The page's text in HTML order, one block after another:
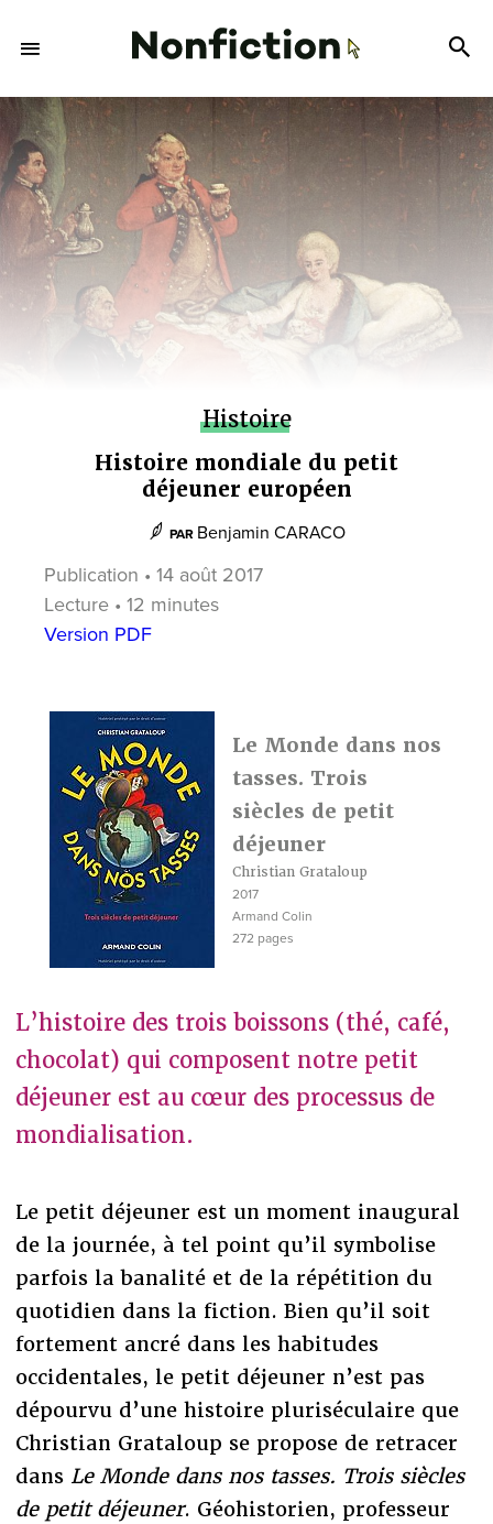
Histoire
Histoire mondiale du petit
déjeuner européen
PAR Benjamin CARACO
Publication • 14 août 2017
Lecture • 12 minutes
Version PDF
Le Monde dans nos
tasses. Trois
siècles de petit
déjeuner
Christian Grataloup
2017
Armand Colin
272 pages
L’histoire des trois boissons (thé, café,
chocolat) qui composent notre petit
déjeuner est au cœur des processus de
mondialisation.
Le petit déjeuner est un moment inaugural
de la journée, à tel point qu’il symbolise
parfois la banalité et de la répétition du
quotidien dans la fiction. Bien qu’il soit
fortement ancré dans les habitudes
occidentales, le petit déjeuner n’est pas
dépourvu d’une histoire pluriséculaire que
Christian Grataloup se propose de retracer
dans Le Monde dans nos tasses. Trois siècles
de petit déjeuner. Géohistorien, professeur